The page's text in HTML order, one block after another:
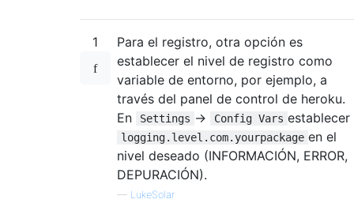
1
Para el registro, otra opción es
establecer el nivel de registro como
variable de entorno, por ejemplo, a
través del panel de control de heroku.
En
Settings -> Config Vars establecer
logging.level.com.yourpackage en el
nivel deseado (INFORMACIÓN, ERROR,
DEPURACIÓN).
— LukeSolar